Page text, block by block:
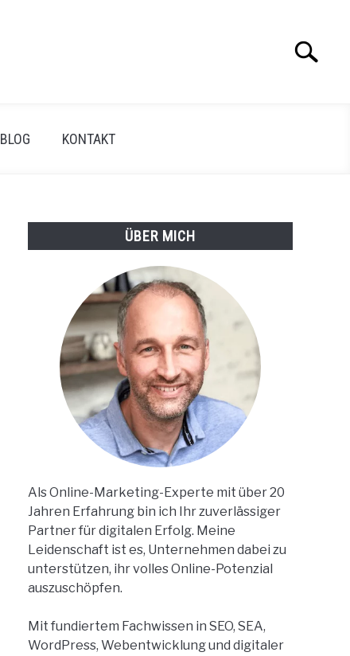
Search
BLOG KONTAKT
ÜBER MICH
Als Online-Marketing-Experte mit über 20
Jahren Erfahrung bin ich Ihr zuverlässiger
Partner für digitalen Erfolg. Meine
Leidenschaft ist es, Unternehmen dabei zu
unterstützen, ihr volles Online-Potenzial
auszuschöpfen.
Mit fundiertem Fachwissen in SEO, SEA,
WordPress, Webentwicklung und digitaler